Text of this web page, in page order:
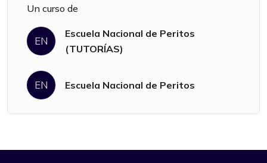
Un curso de
EN
Escuela Nacional de Peritos
(TUTORÍAS)
EN Escuela Nacional de Peritos